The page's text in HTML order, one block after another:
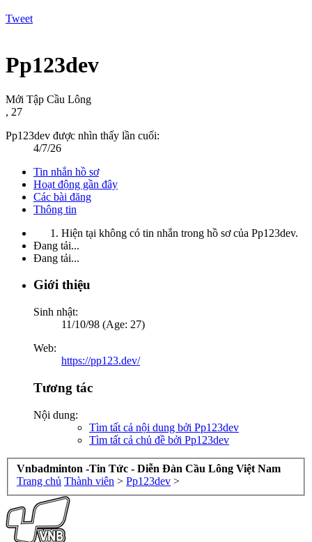
Tweet
Pp123dev
Mới Tập Cầu Lông
, 27
Pp123dev được nhìn thấy lần cuối:
4/7/26
Tin nhắn hồ sơ
Hoạt động gần đây
Các bài đăng
Thông tin
Hiện tại không có tin nhắn trong hồ sơ của Pp123dev.
Đang tải...
Đang tải...
Giới thiệu
Sinh nhật:
11/10/98 (Age: 27)
Web:
https://pp123.dev/
Tương tác
Nội dung:
Tìm tất cả nội dung bởi Pp123dev
Tìm tất cả chủ đề bởi Pp123dev
Vnbadminton -Tin Tức - Diễn Đàn Cầu Lông Việt Nam
Trang chủ Thành viên > Pp123dev >